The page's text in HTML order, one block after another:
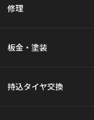
修理
板金・塗装
持込タイヤ交換